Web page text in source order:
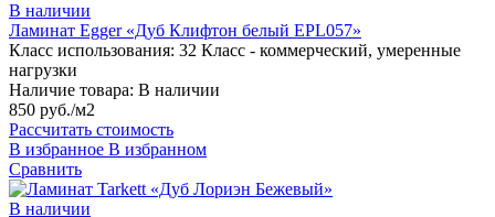
В наличии
Ламинат Egger «Дуб Клифтон белый EPL057»
Класс использования: 32 Класс - коммерческий, умеренные
нагрузки
Наличие товара: В наличии
850 руб./м2
Рассчитать стоимость
В избранное В избранном
Сравнить
В наличии